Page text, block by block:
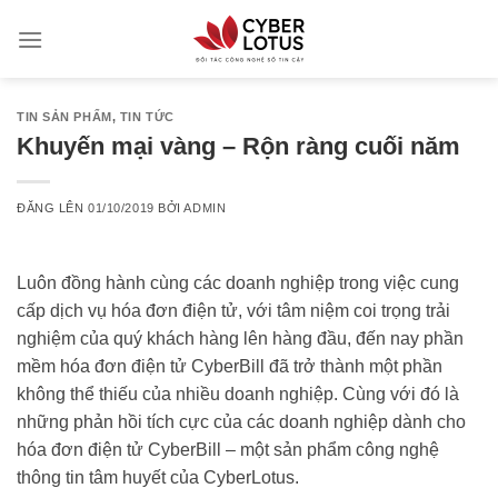
TIN SẢN PHẨM, TIN TỨC
Khuyến mại vàng – Rộn ràng cuối năm
ĐĂNG LÊN01/10/2019 BỞIADMIN
Luôn đồng hành cùng các doanh nghiệp trong việc cung
cấp dịch vụ hóa đơn điện tử, với tâm niệm coi trọng trải
nghiệm của quý khách hàng lên hàng đầu, đến nay phần
mềm hóa đơn điện tử CyberBill đã trở thành một phần
không thể thiếu của nhiều doanh nghiệp. Cùng với đó là
những phản hồi tích cực của các doanh nghiệp dành cho
hóa đơn điện tử CyberBill – một sản phẩm công nghệ
thông tin tâm huyết của CyberLotus.